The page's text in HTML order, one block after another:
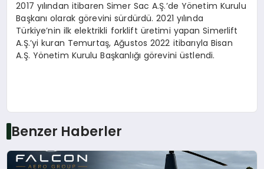
2017 yılından itibaren Simer Sac A.Ş.’de Yönetim Kurulu
Başkanı olarak görevini sürdürdü. 2021 yılında
Türkiye’nin ilk elektrikli forklift üretimi yapan Simerlift
A.Ş.’yi kuran Temurtaş, Ağustos 2022 itibarıyla Bisan
A.Ş. Yönetim Kurulu Başkanlığı görevini üstlendi.
Benzer Haberler